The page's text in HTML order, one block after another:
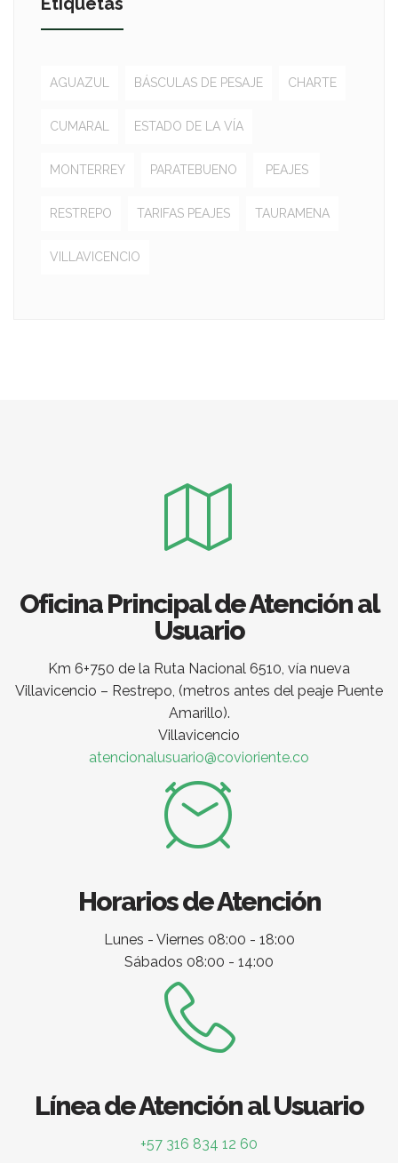
AGUAZUL BÁSCULAS DE PESAJE CHARTE
CUMARAL ESTADO DE LA VÍA
MONTERREY PARATEBUENO PEAJES
RESTREPO TARIFAS PEAJES TAURAMENA
VILLAVICENCIO
Oficina Principal de Atención al
Usuario
Km 6+750 de la Ruta Nacional 6510, vía nueva
Villavicencio – Restrepo, (metros antes del peaje Puente
Amarillo).
Villavicencio
atencionalusuario@covioriente.co
Horarios de Atención
Lunes - Viernes 08:00 - 18:00
Sábados 08:00 - 14:00
Línea de Atención al Usuario
+57 316 834 12 60